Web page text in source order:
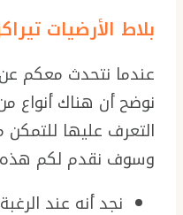
بلاط الأرضيات
عندما نتحدث معكم
نوضح أن هناك أنواع
التعرف عليها للتمكن
وسوف نقدم لكم هذه
نجد أنه عند